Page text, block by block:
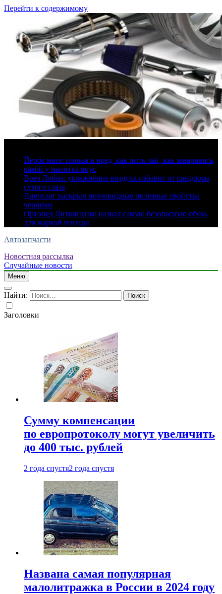
Перейти к содержимому
Йерба мате: польза и вред, как пить чай, как заваривать,
какой у напитка вкус
Врач Лобан: увлажнение воздуха избавит от синдрома
сухого глаза
Диетолог раскрыл неочевидные полезные свойства
черники
Ортопед Литвиненко назвал самую безопасную обувь
для жаркой погоды
Автозапчасти
Новостная рассылка
Случайные новости
Меню
Найти:
Заголовки
Сумму компенсации
по европротоколу могут увеличить
до 400 тыс. рублей
2 года спустя2 года спустя
Названа самая популярная
малолитражка в России в 2024 году